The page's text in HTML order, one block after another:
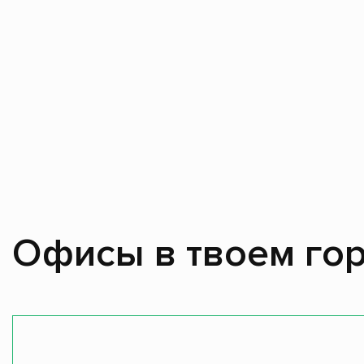
Офисы в твоем